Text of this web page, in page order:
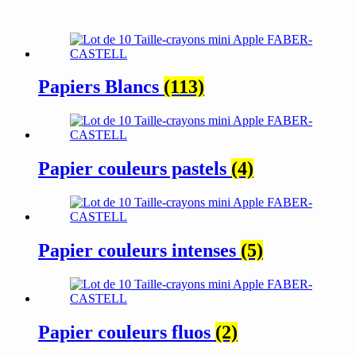
Papiers Blancs (113)
Papier couleurs pastels (4)
Papier couleurs intenses (5)
Papier couleurs fluos (2)